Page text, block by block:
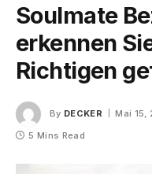
Soulmate
erkennen
Richtigen
By DECKER Mai 15,
5 Mins Read